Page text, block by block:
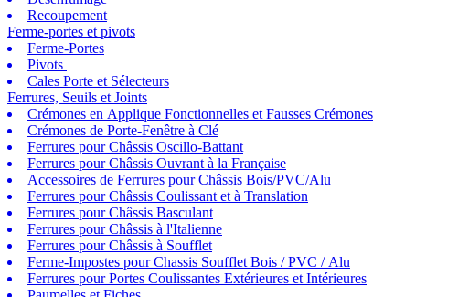
Recoupement
Ferme-portes et pivots
Ferme-Portes
Pivots
Cales Porte et Sélecteurs
Ferrures, Seuils et Joints
Crémones en Applique Fonctionnelles et Fausses Crémones
Crémones de Porte-Fenêtre à Clé
Ferrures pour Châssis Oscillo-Battant
Ferrures pour Châssis Ouvrant à la Française
Accessoires de Ferrures pour Châssis Bois/PVC/Alu
Ferrures pour Châssis Coulissant et à Translation
Ferrures pour Châssis Basculant
Ferrures pour Châssis à l'Italienne
Ferrures pour Châssis à Soufflet
Ferme-Impostes pour Chassis Soufflet Bois / PVC / Alu
Ferrures pour Portes Coulissantes Extérieures et Intérieures